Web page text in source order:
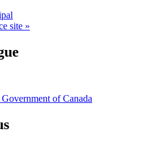
site »
Government of Canada